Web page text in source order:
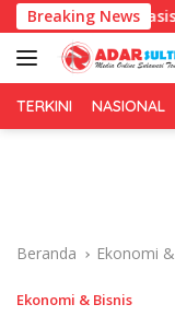
Langsung
ke
konten
Breaking News
Digital Lewat
TERKINI NASIONAL
Beranda Ekonomi
Ekonomi & Bisnis